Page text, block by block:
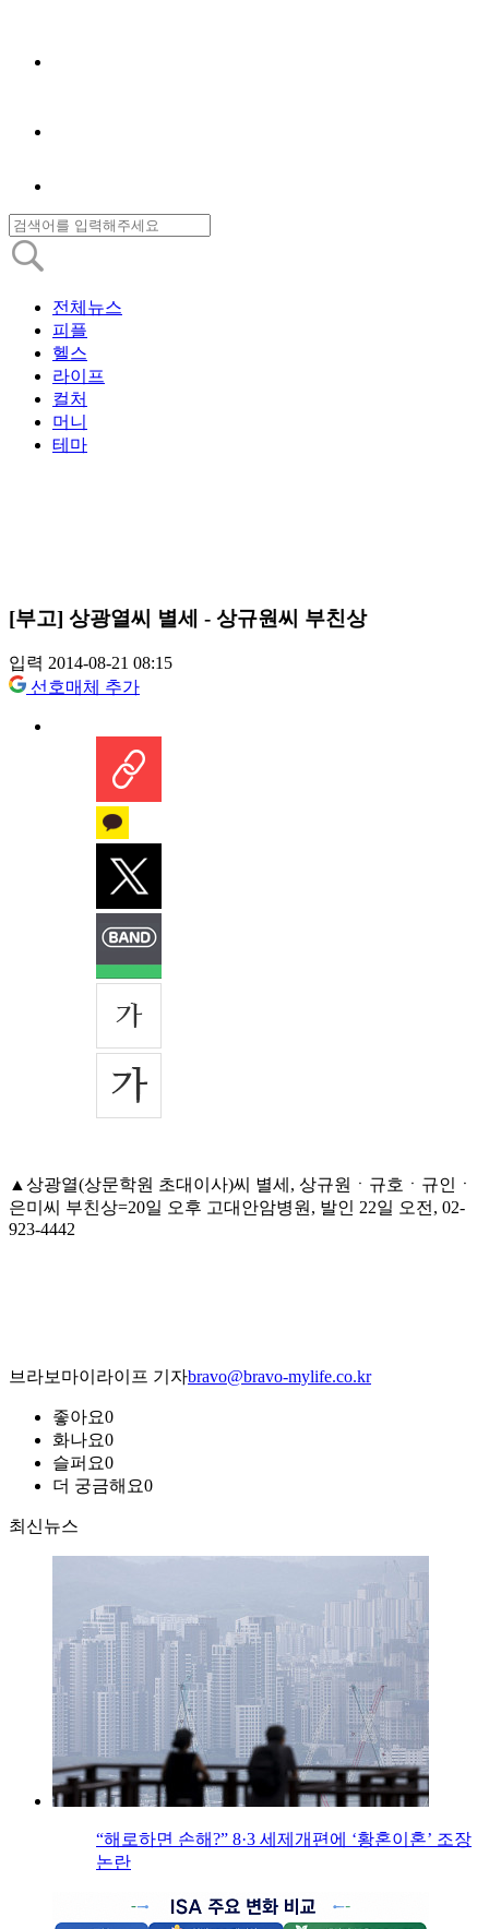
전체뉴스
피플
헬스
라이프
컬처
머니
테마
[부고] 상광열씨 별세 - 상규원씨 부친상
입력 2014-08-21 08:15
선호매체 추가
▲상광열(상문학원 초대이사)씨 별세, 상규원ㆍ규호ㆍ규인ㆍ
은미씨 부친상=20일 오후 고대안암병원, 발인 22일 오전, 02-
923-4442
브라보마이라이프 기자bravo@bravo-mylife.co.kr
좋아요0
화나요0
슬퍼요0
더 궁금해요0
최신뉴스
“해로하면 손해?” 8·3 세제개편에 ‘황혼이혼’ 조장
논란